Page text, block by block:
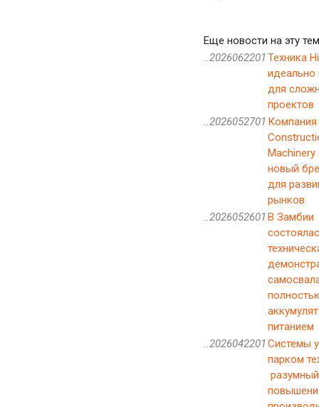
Еще новости на эту
..2026062201 Техника
идеально
для
проектов
..2026052701 Компания
Machinery
новый
для
рынков
..2026052601 В Замбии
питанием
..2026042201 Системы
парком